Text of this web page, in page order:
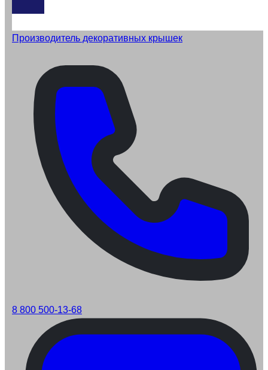
Производитель декоративных крышек
8 800 500-13-68